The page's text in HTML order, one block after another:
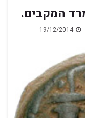
19/12/2014